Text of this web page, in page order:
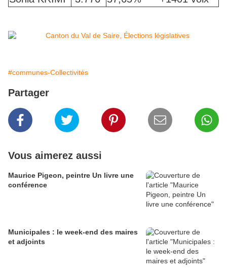
#communes-Collectivités
Partager
Vous aimerez aussi
Maurice Pigeon, peintre Un livre une
conférence
Municipales : le week-end des maires
et adjoints